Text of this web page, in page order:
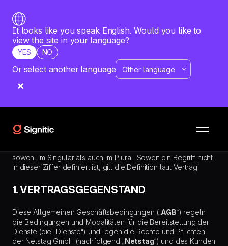
It looks like you speak English. Would you like to
view the site in your language?
YES NO
Or select another language
DOCUMENTS
sowohl im Singular als auch im Plural. Soweit ein Begriff nicht
in dieser Ziffer definiert ist, gilt die Definition laut Vertrag.
1. VERTRAGSGEGENSTAND
Diese Allgemeinen Geschäftsbedingungen („ AGB“) regeln
die Bedingungen und Modalitäten für die Bereitstellung der
Dienste (die „Dienste“) und legen die Rechte und Pflichten
der Netstag GmbH (nachfolgend „ Netstag“) und des Kunden